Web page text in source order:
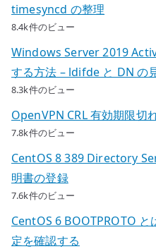
timesyncd の整理
8.4k件のビュー
Windows Server 2019
する方法 – ldifde と DN の
8.3k件のビュー
OpenVPN CRL 有効期限切
7.8k件のビュー
CentOS 8 389 Directory
明書の登録
7.6k件のビュー
CentOS 6 BOOTPROTO
定を確認する